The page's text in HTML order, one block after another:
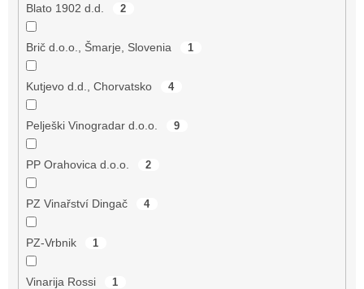
Blato 1902 d.d. 2
Brič d.o.o., Šmarje, Slovenia 1
Kutjevo d.d., Chorvatsko 4
Pelješki Vinogradar d.o.o. 9
PP Orahovica d.o.o. 2
PZ Vinařství Dingač 4
PZ-Vrbnik 1
Vinarija Rossi 1